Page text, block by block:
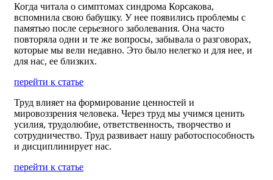
Когда читала о симптомах синдрома Корсакова,
вспомнила свою бабушку. У нее появились проблемы с
памятью после серьезного заболевания. Она часто
повторяла одни и те же вопросы, забывала о разговорах,
которые мы вели недавно. Это было нелегко и для нее, и
для нас, ее близких.
перейти к статье
Труд влияет на формирование ценностей и
мировоззрения человека. Через труд мы учимся ценить
усилия, трудолюбие, ответственность, творчество и
сотрудничество. Труд развивает нашу работоспособность
и дисциплинирует нас.
перейти к статье